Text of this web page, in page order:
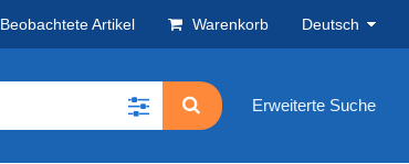
Beobachtete Artikel Warenkorb Deutsch
Erweiterte Suche